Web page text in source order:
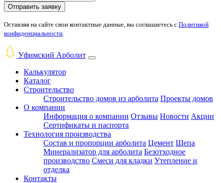
Отправить заявку
Оставляя на сайте свои контактные данные, вы соглашаетесь с Политикой
конфиденциальности
Уфимский Арболит
Калькулятор
Каталог
Строительство
Строительство домов из арболита Проекты домов
О компании
Информация о компании Отзывы Новости Акции
Сертификаты и паспорта
Технология производства
Состав и пропорции арболита Цемент Щепа
Минерализатор для арболита Безотходное
производство Смеси для кладки Утепление и
отделка
Контакты